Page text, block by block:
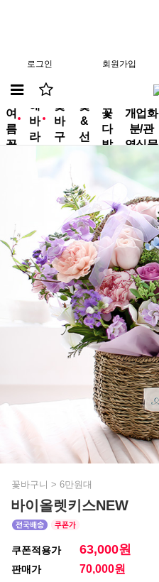
로그인 회원가입
new
여
름
꽃
new
해
바
라
꽃
바
구
꽃
&
선
꽃
다
발
개업화
분/관
엽식물
꽃바구니 > 6만원대
바이올렛키스NEW
쿠폰적용가 63,000원
판매가 70,000원